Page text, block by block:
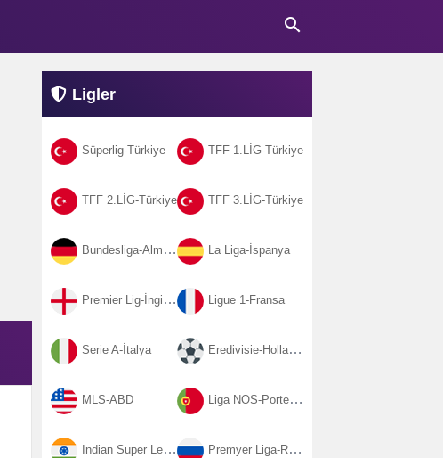
search
Ligler
Süperlig-Türkiye TFF 1.LİG-Türkiye
TFF 2.LİG-Türkiye TFF 3.LİG-Türkiye
Bundesliga-Almanya La Liga-İspanya
Premier Lig-İngiltere Ligue 1-Fransa
Serie A-İtalya Eredivisie-Hollanda
MLS-ABD Liga NOS-Portekiz
Indian Super League-Hindistan Premyer Liga-Rusya